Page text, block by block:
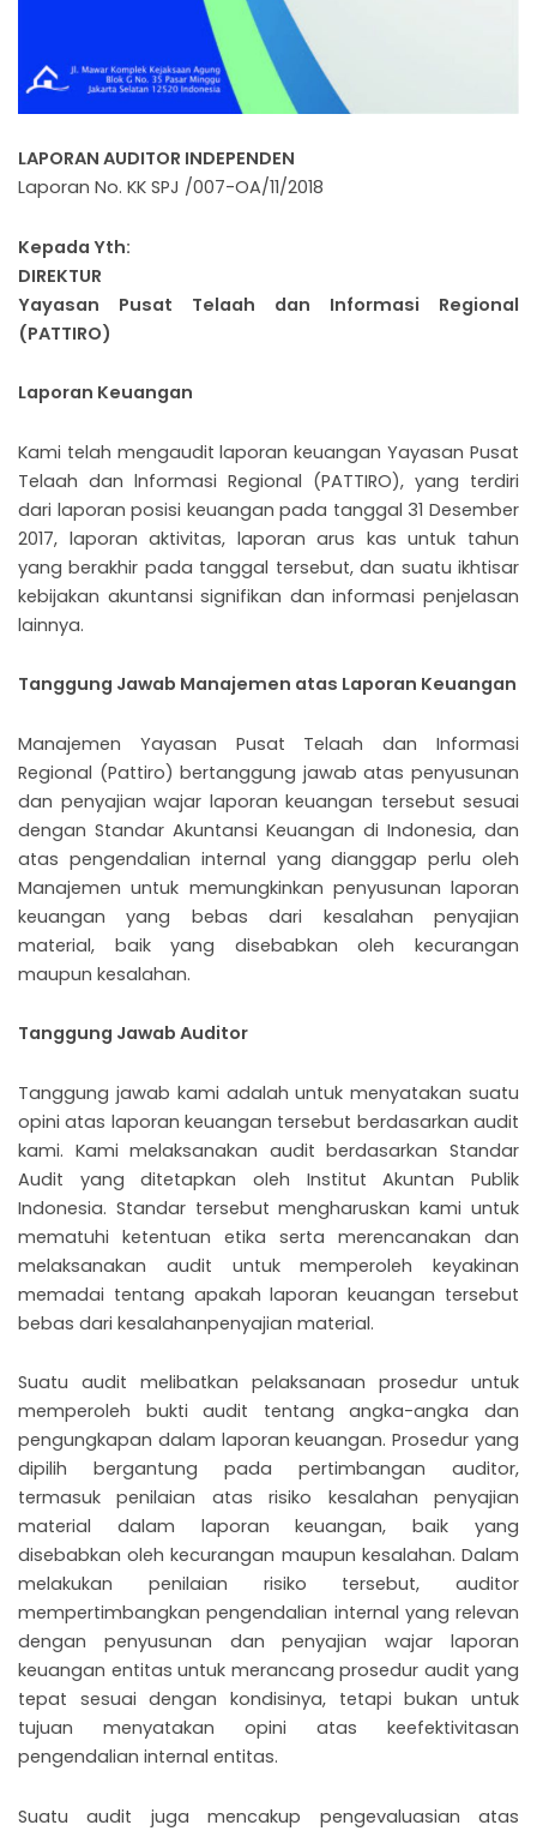
LAPORAN AUDITOR INDEPENDEN
Laporan No. KK SPJ /007-OA/11/2018
Kepada Yth:
DIREKTUR
Yayasan Pusat Telaah dan Informasi Regional
(PATTIRO)
Laporan Keuangan
Kami telah mengaudit laporan keuangan Yayasan Pusat
Telaah dan lnformasi Regional (PATTIRO), yang terdiri
dari laporan posisi keuangan pada tanggal 31 Desember
2017, laporan aktivitas, laporan arus kas untuk tahun
yang berakhir pada tanggal tersebut, dan suatu ikhtisar
kebijakan akuntansi signifikan dan informasi penjelasan
lainnya.
Tanggung Jawab Manajemen atas Laporan Keuangan
Manajemen Yayasan Pusat Telaah dan Informasi
Regional (Pattiro) bertanggung jawab atas penyusunan
dan penyajian wajar laporan keuangan tersebut sesuai
dengan Standar Akuntansi Keuangan di Indonesia, dan
atas pengendalian internal yang dianggap perlu oleh
Manajemen untuk memungkinkan penyusunan laporan
keuangan yang bebas dari kesalahan penyajian
material, baik yang disebabkan oleh kecurangan
maupun kesalahan.
Tanggung Jawab Auditor
Tanggung jawab kami adalah untuk menyatakan suatu
opini atas laporan keuangan tersebut berdasarkan audit
kami. Kami melaksanakan audit berdasarkan Standar
Audit yang ditetapkan oleh Institut Akuntan Publik
Indonesia. Standar tersebut mengharuskan kami untuk
mematuhi ketentuan etika serta merencanakan dan
melaksanakan audit untuk memperoleh keyakinan
memadai tentang apakah laporan keuangan tersebut
bebas dari kesalahanpenyajian material.
Suatu audit melibatkan pelaksanaan prosedur untuk
memperoleh bukti audit tentang angka-angka dan
pengungkapan dalam laporan keuangan. Prosedur yang
dipilih bergantung pada pertimbangan auditor,
termasuk penilaian atas risiko kesalahan penyajian
material dalam laporan keuangan, baik yang
disebabkan oleh kecurangan maupun kesalahan. Dalam
melakukan penilaian risiko tersebut, auditor
mempertimbangkan pengendalian internal yang relevan
dengan penyusunan dan penyajian wajar laporan
keuangan entitas untuk merancang prosedur audit yang
tepat sesuai dengan kondisinya, tetapi bukan untuk
tujuan menyatakan opini atas keefektivitasan
pengendalian internal entitas.
Suatu audit juga mencakup pengevaluasian atas